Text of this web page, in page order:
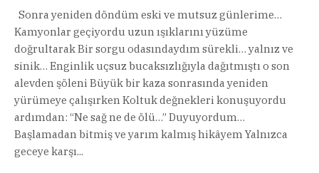
Sonra yeniden döndüm eski ve mutsuz günlerime…
Kamyonlar geçiyordu uzun ışıklarını yüzüme
doğrultarak Bir sorgu odasındaydım sürekli… yalnız ve
sinik… Enginlik uçsuz bucaksızlığıyla dağıtmıştı o son
alevden şöleni Büyük bir kaza sonrasında yeniden
yürümeye çalışırken Koltuk değnekleri konuşuyordu
ardımdan: “Ne sağ ne de ölü…” Duyuyordum…
Başlamadan bitmiş ve yarım kalmış hikâyem Yalnızca
geceye karşı...